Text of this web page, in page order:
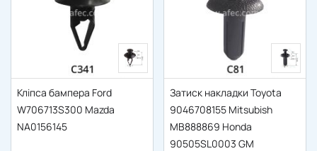
Кліпса бампера Ford
W706713S300 Mazda
NA0156145
Затиск накладки Toyota
9046708155 Mitsubish
MB888869 Honda
90505SL0003 GM